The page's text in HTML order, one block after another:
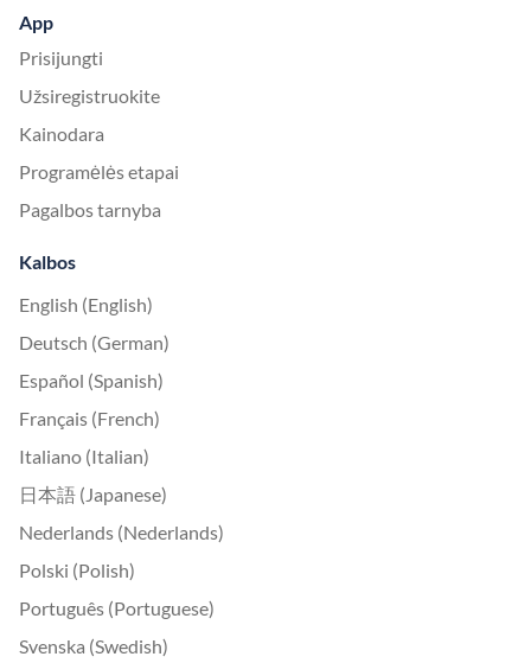
App
Prisijungti
Užsiregistruokite
Kainodara
Programėlės etapai
Pagalbos tarnyba
Kalbos
English (English)
Deutsch (German)
Español (Spanish)
Français (French)
Italiano (Italian)
日本語 (Japanese)
Nederlands (Nederlands)
Polski (Polish)
Português (Portuguese)
Svenska (Swedish)